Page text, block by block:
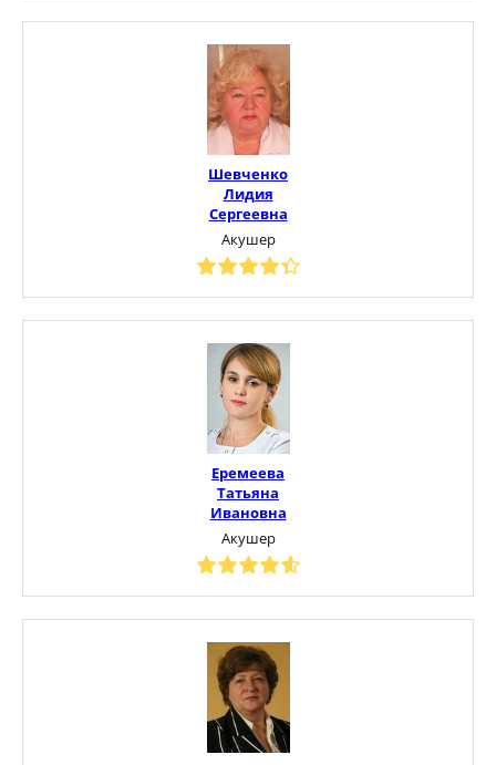
Шевченко
Лидия
Сергеевна
Акушер
Еремеева
Татьяна
Ивановна
Акушер